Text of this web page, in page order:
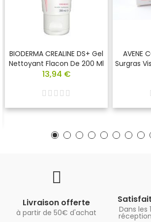
BIODERMA CREALINE DS+ Gel
Nettoyant Flacon De 200 Ml
13,94 €
AVENE
Surgras
Livraison offerte
à partir de 50€ d'achat Dans les